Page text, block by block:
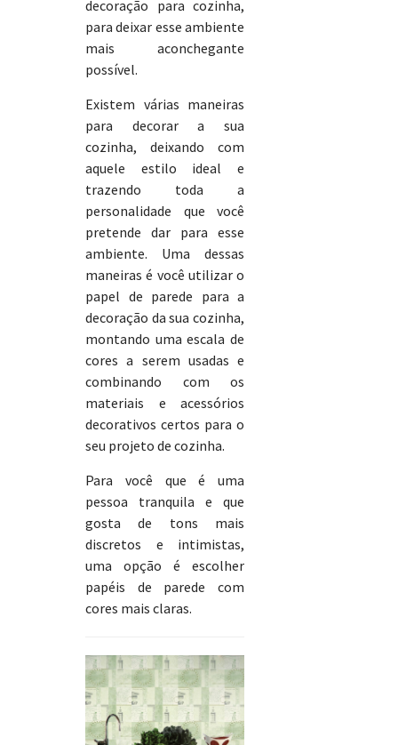
decoração para cozinha,
para deixar esse ambiente
mais aconchegante
possível.
Existem várias maneiras
para decorar a sua
cozinha, deixando com
aquele estilo ideal e
trazendo toda a
personalidade que você
pretende dar para esse
ambiente. Uma dessas
maneiras é você utilizar o
papel de parede para a
decoração da sua cozinha,
montando uma escala de
cores a serem usadas e
combinando com os
materiais e acessórios
decorativos certos para o
seu projeto de cozinha.
Para você que é uma
pessoa tranquila e que
gosta de tons mais
discretos e intimistas,
uma opção é escolher
papéis de parede com
cores mais claras.